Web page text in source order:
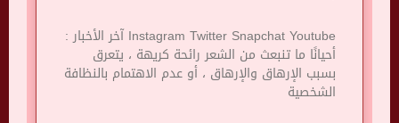
Instagram Twitter Snapchat Youtube آخر الأخبار :
أحيانًا ما تنبعث من الشعر رائحة كريهة ، يتعرق
بسبب الإرهاق والإرهاق ، أو عدم الاهتمام بالنظافة
الشخصية